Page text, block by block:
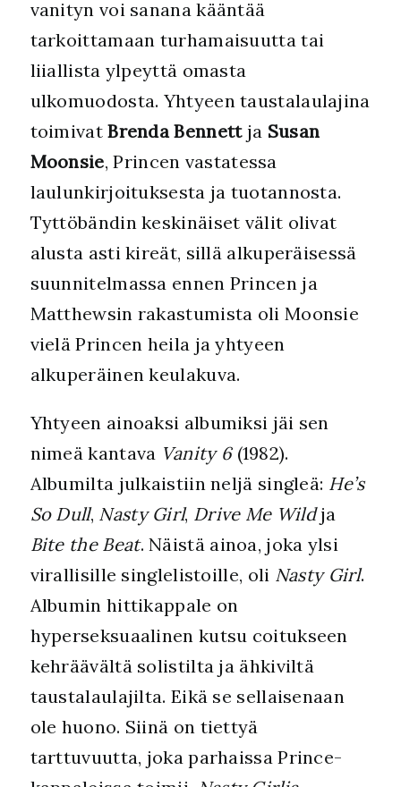
vanityn voi sanana kääntää
tarkoittamaan turhamaisuutta tai
liiallista ylpeyttä omasta
ulkomuodosta. Yhtyeen taustalaulajina
toimivatBrenda Bennettja Susan
Moonsie, Princen vastatessa
laulunkirjoituksesta ja tuotannosta.
Tyttöbändin keskinäiset välit olivat
alusta asti kireät, sillä alkuperäisessä
suunnitelmassa ennen Princen ja
Matthewsin rakastumista oli Moonsie
vielä Princen heila ja yhtyeen
alkuperäinen keulakuva.
Yhtyeen ainoaksi albumiksi jäi sen
nimeä kantava Vanity 6(1982).
Albumilta julkaistiin neljä singleä: He’s
So Dull, Nasty Girl, Drive Me Wildja
Bite the Beat. Näistä ainoa, joka ylsi
virallisille singlelistoille, oli Nasty Girl.
Albumin hittikappale on
hyperseksuaalinen kutsu coitukseen
kehräävältä solistilta ja ähkiviltä
taustalaulajilta. Eikä se sellaisenaan
ole huono. Siinä on tiettyä
tarttuvuutta, joka parhaissa Prince-